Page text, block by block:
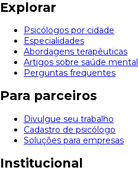
Explorar
Psicólogos por cidade
Especialidades
Abordagens terapêuticas
Artigos sobre saúde mental
Perguntas frequentes
Para parceiros
Divulgue seu trabalho
Cadastro de psicólogo
Soluções para empresas
Institucional